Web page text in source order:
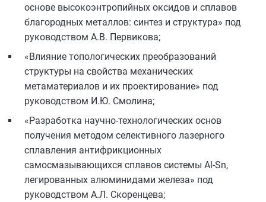
основе высокоэнтропийных оксидов и сплавов
благородных металлов: синтез и структура» под
руководством А.В. Первикова;
«Влияние топологических преобразований
структуры на свойства механических
метаматериалов и их проектирование» под
руководством И.Ю. Смолина;
«Разработка научно-технологических основ
получения методом селективного лазерного
сплавления антифрикционных
самосмазывающихся сплавов системы Al-Sn,
легированных алюминидами железа» под
руководством А.Л. Скоренцева;